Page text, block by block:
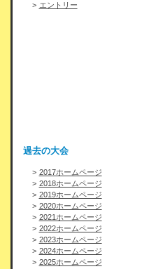
エントリー
過去の大会
2017ホームページ
2018ホームページ
2019ホームページ
2020ホームページ
2021ホームページ
2022ホームページ
2023ホームページ
2024ホームページ
2025ホームページ